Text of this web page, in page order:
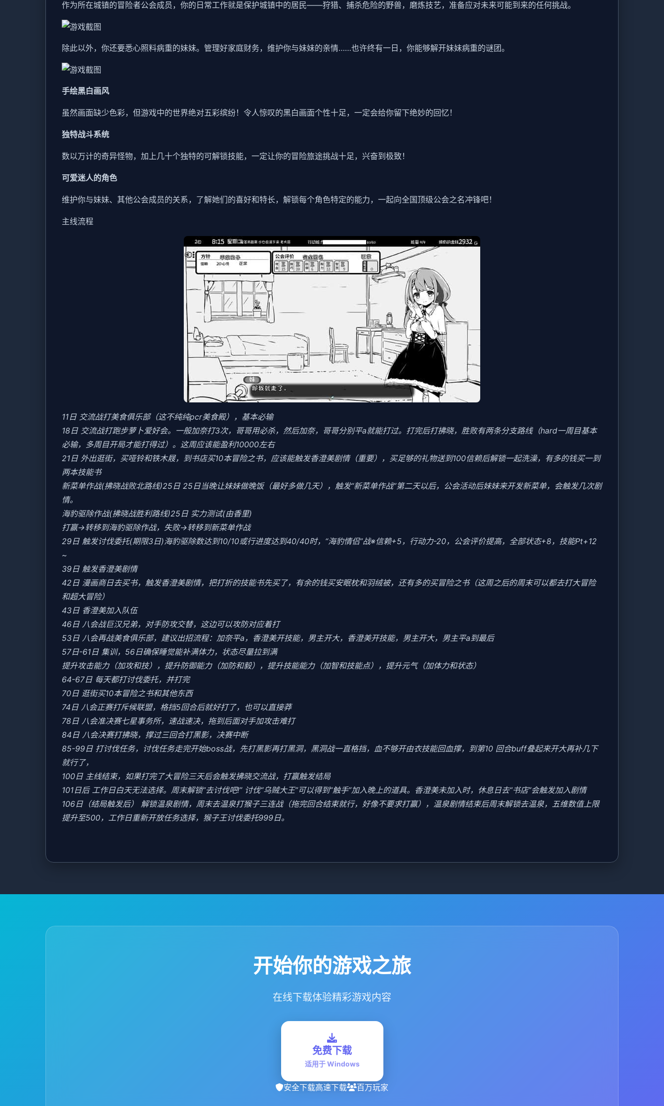
作为所在城镇的冒险者公会成员，你的日常工作就是保护城镇中的居民——狩猎、捕杀危险的野兽，磨炼技艺，准备应对未来可能到来的任何挑战。
除此以外，你还要悉心照料病重的妹妹。管理好家庭财务，维护你与妹妹的亲情……也许终有一日，你能够解开妹妹病重的谜团。
手绘黑白画风
虽然画面缺少色彩，但游戏中的世界绝对五彩缤纷！令人惊叹的黑白画面个性十足，一定会给你留下绝妙的回忆！
独特战斗系统
数以万计的奇异怪物，加上几十个独特的可解锁技能，一定让你的冒险旅途挑战十足，兴奋到极致！
可爱迷人的角色
维护你与妹妹、其他公会成员的关系，了解她们的喜好和特长，解锁每个角色特定的能力，一起向全国顶级公会之名冲锋吧！
主线流程
11日 交流战打美食俱乐部（这不纯纯pcr美食殿），基本必输
18日 交流战打跑步萝卜爱好会。一般加奈打3次，哥哥用必杀，然后加奈，哥哥分别平a就能打过。打完后打拂晓，胜败有两条分支路线（hard一周目基本
必输，多周目开局才能打得过）。这周应该能盈利10000左右
21日 外出逛街，买哑铃和铁木屐，到书店买10本冒险之书，应该能触发香澄美剧情（重要），买足够的礼物送到100信赖后解锁一起洗澡，有多的钱买一到
两本技能书
新菜单作战(拂晓战败北路线)25日 25日当晚让妹妹做晚饭（最好多做几天），触发“新菜单作战”第二天以后，公会活动后妹妹来开发新菜单，会触发几次剧
情。
海豹驱除作战(拂晓战胜利路线)25日 实力测试(由香里)
打赢→转移到海豹驱除作战，失败→转移到新菜单作战
29日 触发讨伐委托(期限3日)海豹驱除数达到10/10或行进度达到40/40时，“海豹情侣”战※信赖+5，行动力-20，公会评价提高，全部状态+8，技能Pt+12
~
39日 触发香澄美剧情
42日 漫画商日去买书，触发香澄美剧情，把打折的技能书先买了，有余的钱买安眠枕和羽绒被，还有多的买冒险之书（这周之后的周末可以都去打大冒险
和超大冒险）
43日 香澄美加入队伍
46日 八会战巨汉兄弟，对手防攻交替，这边可以攻防对应着打
53日 八会再战美食俱乐部，建议出招流程：加奈平a，香澄美开技能，男主开大，香澄美开技能，男主开大，男主平a到最后
57日-61日 集训，56日确保睡觉能补满体力，状态尽量拉到满
提升攻击能力（加攻和技），提升防御能力（加防和毅），提升技能能力（加智和技能点），提升元气（加体力和状态）
64-67日 每天都打讨伐委托，并打完
70日 逛街买10本冒险之书和其他东西
74日 八会正赛打斥候联盟，格挡5回合后就好打了，也可以直接莽
78日 八会准决赛七星事务所，速战速决，拖到后面对手加攻击难打
84日 八会决赛打拂晓，撑过三回合打黑影，决赛中断
85-99日 打讨伐任务，讨伐任务走完开始boss战，先打黑影再打黑洞，黑洞战一直格挡，血不够开由衣技能回血撑，到第10 回合buff叠起来开大再补几下
就行了，
100日 主线结束，如果打完了大冒险三天后会触发拂晓交流战，打赢触发结局
101日后 工作日白天无法选择。周末解锁“去讨伐吧!” 讨伐“乌贼大王”可以得到“触手”加入晚上的道具。香澄美未加入时，休息日去“书店”会触发加入剧情
106日（结局触发后） 解锁温泉剧情，周末去温泉打猴子三连战（拖完回合结束就行，好像不要求打赢），温泉剧情结束后周末解锁去温泉，五维数值上限
提升至500，工作日重新开放任务选择，猴子王讨伐委托999日。
开始你的游戏之旅
在线下载体验精彩游戏内容
免费下载
适用于 Windows
安全下载高速下载 百万玩家